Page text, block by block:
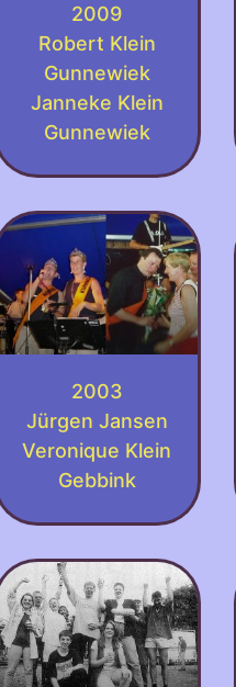
2009
Robert Klein
Gunnewiek
Janneke Klein
Gunnewiek
2003
Jürgen Jansen
Veronique Klein
Gebbink